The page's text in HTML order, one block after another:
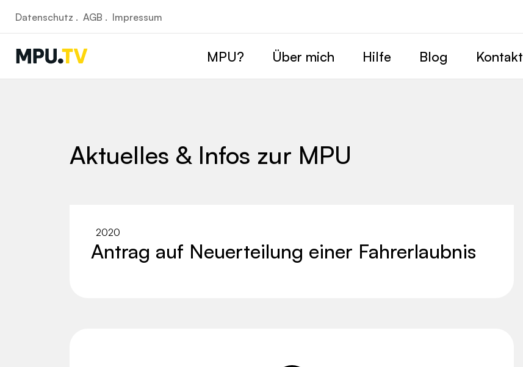
Aktuelles & Infos zur MPU
2020
Antrag auf Neuerteilung einer Fahrerlaubnis
Datenschutz . AGB . Impressum
MPU? Über mich Hilfe Blog Kontakt